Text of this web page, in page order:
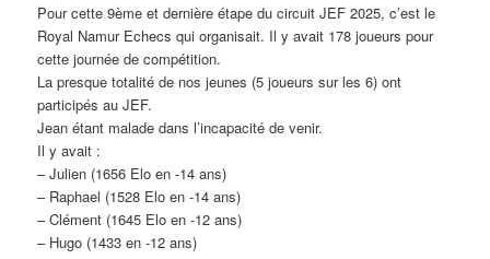
Pour cette 9ème et dernière étape du circuit JEF 2025, c’est le
Royal Namur Echecs qui organisait. Il y avait 178 joueurs pour
cette journée de compétition.
La presque totalité de nos jeunes (5 joueurs sur les 6) ont
participés au JEF.
Jean étant malade dans l’incapacité de venir.
Il y avait :
– Julien (1656 Elo en -14 ans)
– Raphael (1528 Elo en -14 ans)
– Clément (1645 Elo en -12 ans)
– Hugo (1433 en -12 ans)